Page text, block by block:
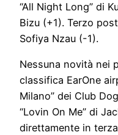
“All Night Long” di
Bizu (+1). Terzo
Sofiya Nzau (-1).
Nessuna novità nei
classifica EarOne
Milano” dei Club
“Lovin On Me” di
direttamente in terza